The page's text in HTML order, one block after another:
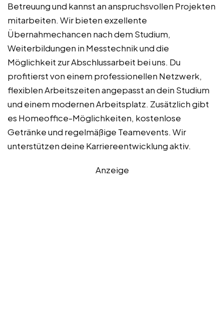
Betreuung und kannst an anspruchsvollen Projekten
mitarbeiten. Wir bieten exzellente
Übernahmechancen nach dem Studium,
Weiterbildungen in Messtechnik und die
Möglichkeit zur Abschlussarbeit bei uns. Du
profitierst von einem professionellen Netzwerk,
flexiblen Arbeitszeiten angepasst an dein Studium
und einem modernen Arbeitsplatz. Zusätzlich gibt
es Homeoffice-Möglichkeiten, kostenlose
Getränke und regelmäßige Teamevents. Wir
unterstützen deine Karriereentwicklung aktiv.
Anzeige